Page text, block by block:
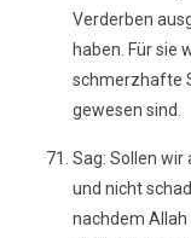
Verderben
haben. Für sie
schmerzhafte
gewesen sind.
Sag: Sollen
und nicht
nachdem